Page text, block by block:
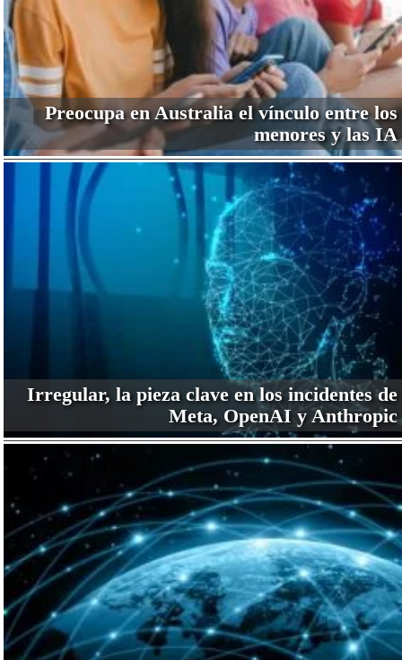
Preocupa en Australia el vínculo entre los
menores y las IA
Irregular, la pieza clave en los incidentes de
Meta, OpenAI y Anthropic